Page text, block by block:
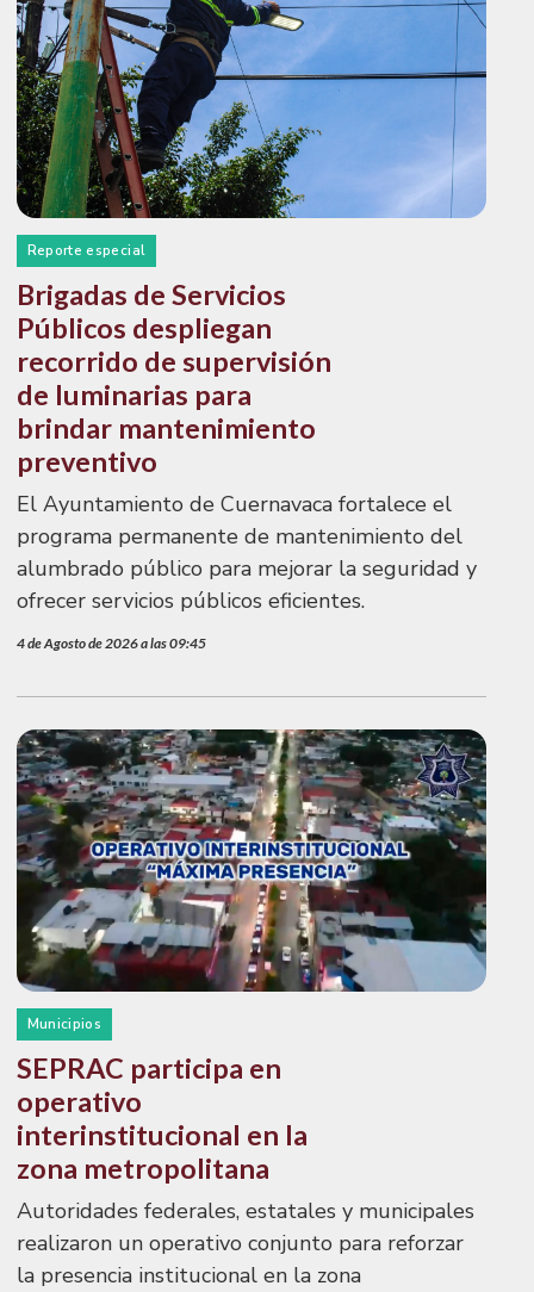
Reporte especial
Brigadas de Servicios
Públicos despliegan
recorrido de supervisión
de luminarias para
brindar mantenimiento
preventivo
El Ayuntamiento de Cuernavaca fortalece el
programa permanente de mantenimiento del
alumbrado público para mejorar la seguridad y
ofrecer servicios públicos eficientes.
4 de Agosto de 2026 a las 09:45
Municipios
SEPRAC participa en
operativo
interinstitucional en la
zona metropolitana
Autoridades federales, estatales y municipales
realizaron un operativo conjunto para reforzar
la presencia institucional en la zona